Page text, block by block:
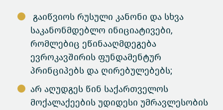
გაიწვიოს რუსული კანონი და სხვა
საკანონმდებლო ინიციატივები,
რომლებიც ეწინააღმდეგება
ევროკავშირის ფუნდამენტურ
პრინციპებს და ღირებულებებს;
არ აღუდგეს წინ საქართველოს
მოქალაქეების უდიდესი უმრავლესობის